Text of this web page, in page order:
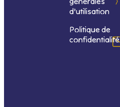
d’utilisation
Politique de
confidentialité